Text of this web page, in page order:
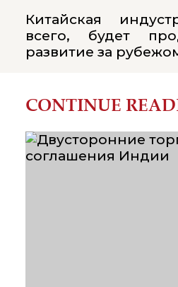
Китайская
всего, будет
развитие за
CONTINUE